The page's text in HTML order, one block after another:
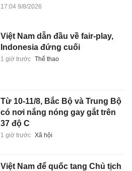
17:04 9/8/2026
Việt Nam dẫn đầu về fair-play,
Indonesia đứng cuối
1 giờ trước Thể thao
Từ 10-11/8, Bắc Bộ và Trung Bộ
có nơi nắng nóng gay gắt trên
37 độ C
1 giờ trước Xã hội
Việt Nam để quốc tang Chủ tịch